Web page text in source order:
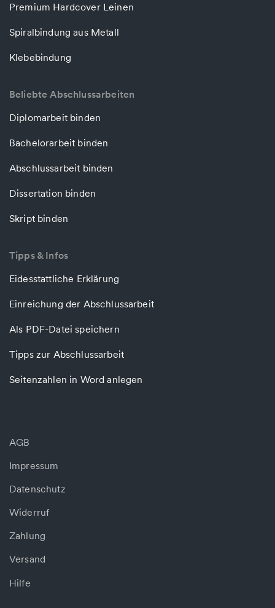
Premium Hardcover Leinen
Spiralbindung aus Metall
Klebebindung
Beliebte Abschlussarbeiten
Diplomarbeit binden
Bachelorarbeit binden
Abschlussarbeit binden
Dissertation binden
Skript binden
Tipps & Infos
Eidesstattliche Erklärung
Einreichung der Abschlussarbeit
Als PDF-Datei speichern
Tipps zur Abschlussarbeit
Seitenzahlen in Word anlegen
AGB
Impressum
Datenschutz
Widerruf
Zahlung
Versand
Hilfe